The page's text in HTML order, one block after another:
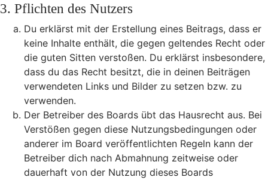
3. Pflichten des Nutzers
Du erklärst mit der Erstellung eines Beitrags, dass er
keine Inhalte enthält, die gegen geltendes Recht oder
die guten Sitten verstoßen. Du erklärst insbesondere,
dass du das Recht besitzt, die in deinen Beiträgen
verwendeten Links und Bilder zu setzen bzw. zu
verwenden.
Der Betreiber des Boards übt das Hausrecht aus. Bei
Verstößen gegen diese Nutzungsbedingungen oder
anderer im Board veröffentlichten Regeln kann der
Betreiber dich nach Abmahnung zeitweise oder
dauerhaft von der Nutzung dieses Boards